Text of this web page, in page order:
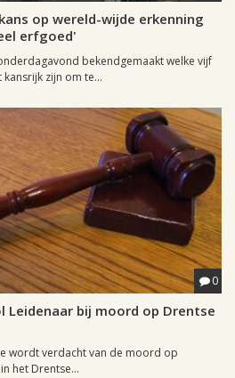
op wereld-wijde erkenning
erfgoed'
bekendgemaakt welke vijf
zijn om te...
0
Leidenaar bij moord op Drentse
wordt verdacht van de moord op
het Drentse...